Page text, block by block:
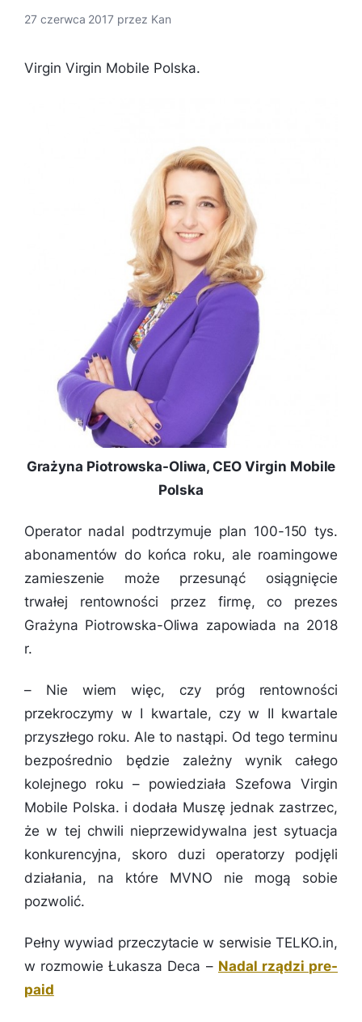
27 czerwca 2017 przez Kan
Virgin Virgin Mobile Polska.
Grażyna Piotrowska-Oliwa, CEO Virgin Mobile
Polska
Operator nadal podtrzymuje plan 100-150 tys.
abonamentów do końca roku, ale roamingowe
zamieszenie może przesunąć osiągnięcie
trwałej rentowności przez firmę, co prezes
Grażyna Piotrowska-Oliwa zapowiada na 2018
r.
– Nie wiem więc, czy próg rentowności
przekroczymy w I kwartale, czy w II kwartale
przyszłego roku. Ale to nastąpi. Od tego terminu
bezpośrednio będzie zależny wynik całego
kolejnego roku – powiedziała Szefowa Virgin
Mobile Polska. i dodała Muszę jednak zastrzec,
że w tej chwili nieprzewidywalna jest sytuacja
konkurencyjna, skoro duzi operatorzy podjęli
działania, na które MVNO nie mogą sobie
pozwolić.
Pełny wywiad przeczytacie w serwisie TELKO.in,
w rozmowie Łukasza Deca – Nadal rządzi pre-
paid